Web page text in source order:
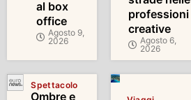
al box
office
Agosto 9,
2026
professioni
creative
Agosto 6,
2026
Spettacolo
Ombre e